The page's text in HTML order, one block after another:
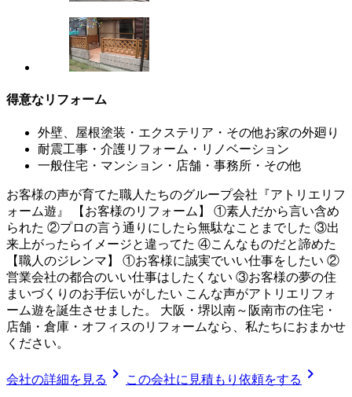
得意なリフォーム
外壁、屋根塗装・エクステリア・その他お家の外廻り
耐震工事・介護リフォーム・リノベーション
一般住宅・マンション・店舗・事務所・その他
お客様の声が育てた職人たちのグループ会社『アトリエリフ
ォーム遊』 【お客様のリフォーム】 ①素人だから言い含め
られた ②プロの言う通りにしたら無駄なことまでした ③出
来上がったらイメージと違ってた ④こんなものだと諦めた
【職人のジレンマ】 ①お客様に誠実でいい仕事をしたい ②
営業会社の都合のいい仕事はしたくない ③お客様の夢の住
まいづくりのお手伝いがしたい こんな声がアトリエリフォ
ーム遊を誕生させました。 大阪・堺以南～阪南市の住宅・
店舗・倉庫・オフィスのリフォームなら、私たちにおまかせ
ください。
会社の詳細を見る chevron_right この会社に見積もり依頼をする chevron_right